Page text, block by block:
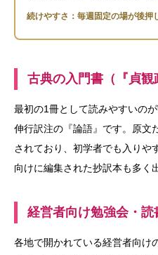
続けやすさ：毎週固定の場が後押
古典の入門書（『貞観
最初の1冊として読みやすいの
伸行訳注の『論語』です。原文
されており、初学者でも入りや
向けに編集された抄訳本も多く
経営者向け勉強会・読
各地で開かれている経営者向け